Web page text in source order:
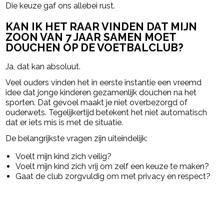
Die keuze gaf ons allebei rust.
KAN IK HET RAAR VINDEN DAT MIJN
ZOON VAN 7 JAAR SAMEN MOET
DOUCHEN OP DE VOETBALCLUB?
Ja, dat kan absoluut.
Veel ouders vinden het in eerste instantie een vreemd
idee dat jonge kinderen gezamenlijk douchen na het
sporten. Dat gevoel maakt je niet overbezorgd of
ouderwets. Tegelijkertijd betekent het niet automatisch
dat er iets mis is met de situatie.
De belangrijkste vragen zijn uiteindelijk:
Voelt mijn kind zich veilig?
Voelt mijn kind zich vrij om zelf een keuze te maken?
Gaat de club zorgvuldig om met privacy en respect?